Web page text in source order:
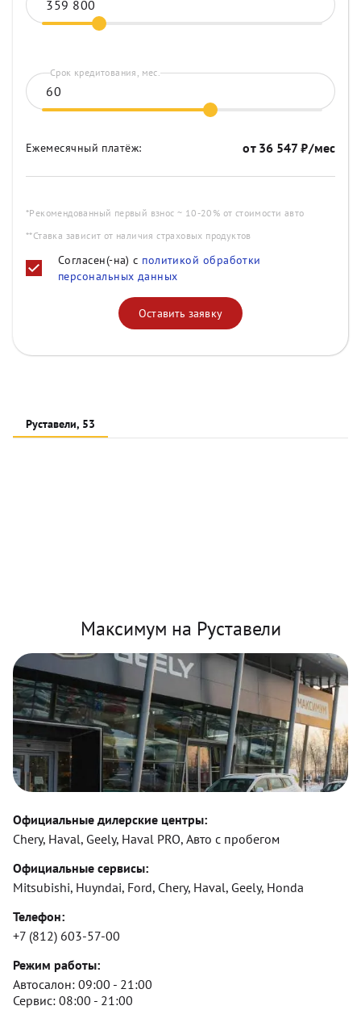
Срок кредитования, мес.
Ежемесячный платёж: от 36 547₽/мес
*Рекомендованный первый взнос ~ 10-20% от стоимости авто
**Ставка зависит от наличия страховых продуктов
Согласен(-на) с политикой обработки
персональных данных
Оставить заявку
Руставели, 53
Максимум на Руставели
Официальные дилерские центры:
Chery, Haval, Geely, Haval PRO, Авто с пробегом
Официальные сервисы:
Mitsubishi, Huyndai, Ford, Chery, Haval, Geely, Honda
Телефон:
+7 (812) 603-57-00
Режим работы:
Автосалон: 09:00 - 21:00
Сервис: 08:00 - 21:00